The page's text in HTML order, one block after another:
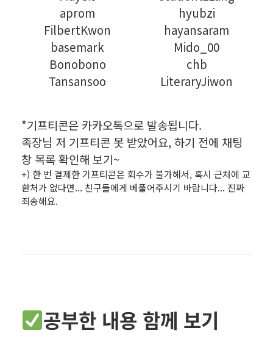
aprom
hyubzi
FilbertKwon
hayansaram
basemark
Mido_00
Bonobono
chb
Tansansoo
LiteraryJiwon
*기프티콘은 카카오톡으로 발송됩니다.
족장님 저 기프티콘 못 받았어요, 하기 전에 채팅
창 목록 확인해 보기~
+) 한 번 결제한 기프티콘은 회수가 불가해서, 혹시 근처에 교
환처가 없다면... 친구들에게 베풀어주시기 바랍니다... 진짜
죄송해요.
공부한 내용 함께 보기